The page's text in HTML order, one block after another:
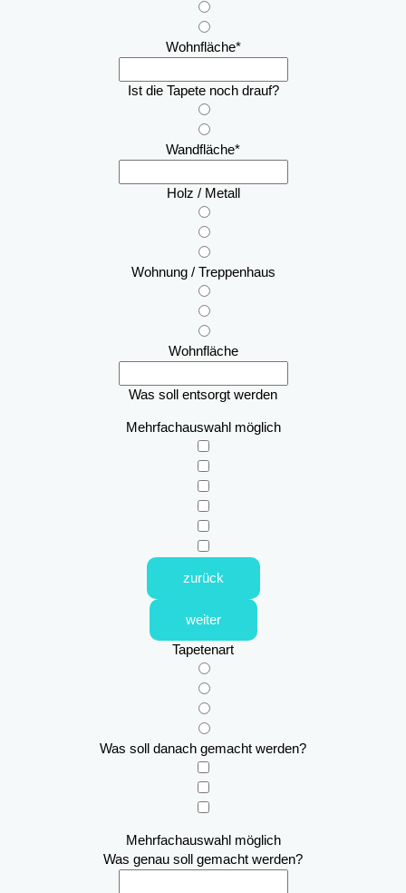
Wohnfläche*
Ist die Tapete noch drauf?
Wandfläche*
Holz / Metall
Wohnung / Treppenhaus
Wohnfläche
Was soll entsorgt werden
Mehrfachauswahl möglich
zurück
weiter
Tapetenart
Was soll danach gemacht werden?
Mehrfachauswahl möglich
Was genau soll gemacht werden?